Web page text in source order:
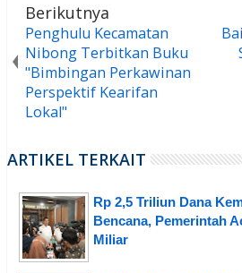
Berikutnya
Penghulu Kecamatan
Nibong Terbitkan Buku
"Bimbingan Perkawinan
Perspektif Kearifan
Lokal"
ARTIKEL TERKAIT
Rp 2,5 Triliun Dana
Bencana, Pemerintah
Miliar